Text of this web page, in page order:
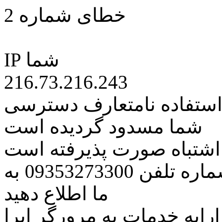
خطای شماره 2
IP شما
216.73.216.243
نامتعارف دسترسی
شما مسدود گردیده است
اشتباه صورت پذیرفته است
مراتب این مسئله را از طریق شماره تلفن 09353273300 به
ما اطلاع دهید
خدمات به مرورگر اپرا